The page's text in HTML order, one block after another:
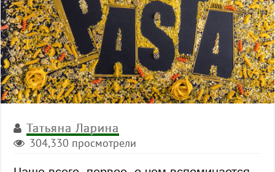
Татьяна Ларина
304,330 просмотрели